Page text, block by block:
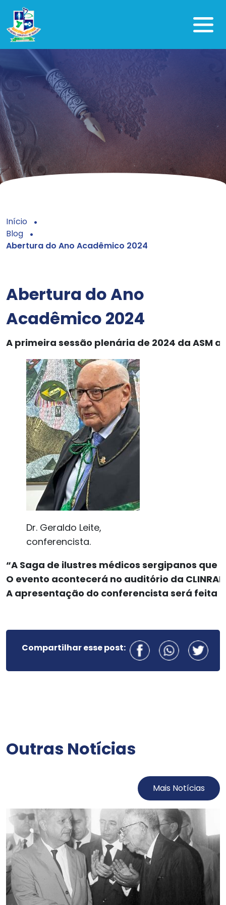
Início
Blog
Abertura do Ano Acadêmico 2024
Abertura do Ano
Acadêmico 2024
A primeira sessão plenária de 2024 da ASM
Dr. Geraldo Leite,
conferencista.
“A Saga de ilustres médicos sergipanos
O evento acontecerá no auditório da
A apresentação do conferencista será feita
Compartilhar esse post:
Outras Notícias
Mais Notícias